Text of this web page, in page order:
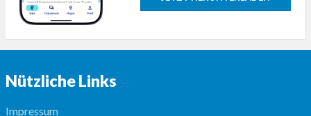
Nützliche Links
Impressum